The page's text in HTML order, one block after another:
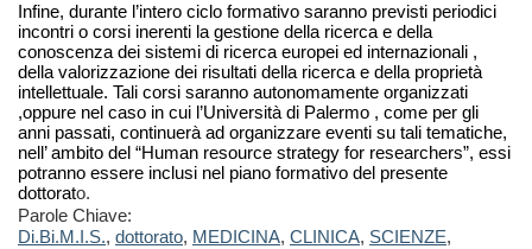
Infine, durante l’intero ciclo formativo saranno previsti periodici
incontri o corsi inerenti la gestione della ricerca e della
conoscenza dei sistemi di ricerca europei ed internazionali ,
della valorizzazione dei risultati della ricerca e della proprietà
intellettuale. Tali corsi saranno autonomamente organizzati
,oppure nel caso in cui l’Università di Palermo , come per gli
anni passati, continuerà ad organizzare eventi su tali tematiche,
nell’ ambito del “Human resource strategy for researchers”, essi
potranno essere inclusi nel piano formativo del presente
dottorato.
Parole Chiave:
Di.Bi.M.I.S., dottorato, MEDICINA, CLINICA, SCIENZE,